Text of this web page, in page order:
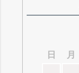
日
月